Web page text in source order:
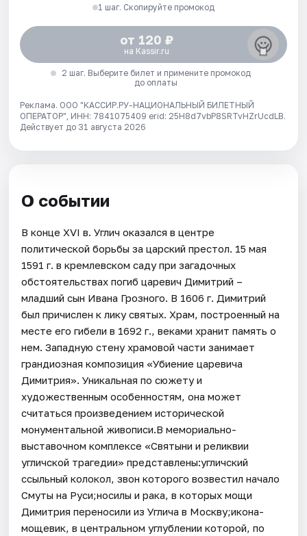
1 шаг. Скопируйте промокод
от 120 ₽
на Kassir.ru
2 шаг. Выберите билет и примените промокод
до оплаты
Реклама. ООО "КАССИР.РУ-НАЦИОНАЛЬНЫЙ БИЛЕТНЫЙ
ОПЕРАТОР", ИНН: 7841075409 erid: 25H8d7vbP8SRTvHZrUcdLB.
Действует до 31 августа 2026
О событии
В конце ХVI в. Углич оказался в центре
политической борьбы за царский престол. 15 мая
1591 г. в кремлевском саду при загадочных
обстоятельствах погиб царевич Димитрий –
младший сын Ивана Грозного. В 1606 г. Димитрий
был причислен к лику святых. Храм, построенный на
месте его гибели в 1692 г., веками хранит память о
нем. Западную стену храмовой части занимает
грандиозная композиция «Убиение царевича
Димитрия». Уникальная по сюжету и
художественным особенностям, она может
считаться произведением исторической
монументальной живописи.В мемориально-
выставочном комплексе «Святыни и реликвии
угличской трагедии» представлены:угличский
ссыльный колокол, звон которого возвестил начало
Смуты на Руси;носилы и рака, в которых мощи
Димитрия переносили из Углича в Москву;икона-
мощевик, в центральном углублении которой, по